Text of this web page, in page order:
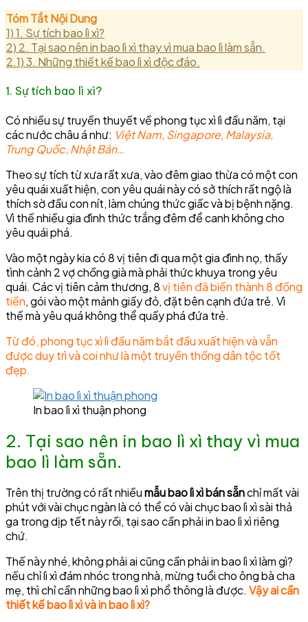
Tóm Tắt Nội Dung
1)1. Sự tích bao lì xì?
2) 2. Tại sao nên in bao lì xì thay vì mua bao lì làm sẵn.
2.1)3. Những thiết kế bao lì xì độc đáo.
1. Sự tích bao lì xì?
Có nhiều sự truyền thuyết về phong tục xì lì đầu năm, tại
các nước châu á như: Việt Nam, Singapore, Malaysia,
Trung Quốc, Nhật Bản…
Theo sự tích từ xưa rất xưa, vào đêm giao thừa có một con
yêu quái xuất hiện, con yêu quái này có sở thích rất ngộ là
thích sờ đầu con nít, làm chúng thức giấc và bị bệnh nặng.
Vì thế nhiều gia đình thức trắng đêm để canh không cho
yêu quái phá.
Vào một ngày kia có 8 vị tiên đi qua một gia đình nọ, thấy
tình cảnh 2 vợ chồng già mà phải thức khuya trong yêu
quái. Các vị tiên cảm thương, 8vị tiên đã biến thành 8 đồng
tiền, gói vào một mảnh giấy đỏ, đặt bên cạnh đứa trẻ. Vì
thế mà yêu quá không thể quấy phá đứa trẻ.
Từ đó, phong tục xì lì đầu năm bắt đầu xuất hiện và vẫn
được duy trì và coi như là một truyền thống dân tộc tốt
đẹp.
In bao lì xì thuận phong
2. Tại sao nên in bao lì xì thay vì mua
bao lì làm sẵn.
Trên thị trường có rất nhiềumẫu bao lì xì bán sẵnchỉ mất vài
phút với vài chục ngàn là có thể có vài chục bao lì xì sài thả
ga trong dịp tết này rồi, tại sao cần phải in bao lì xì riêng
chứ.
Thế này nhé, không phải ai cũng cần phải in bao lì xì làm gì?
nếu chỉ lì xì đám nhóc trong nhà, mừng tuổi cho ông bà cha
mẹ, thì chỉ cần những bao lì xì phổ thông là được. Vậy ai cần
thiết kế bao lì xì và in bao lì xì?